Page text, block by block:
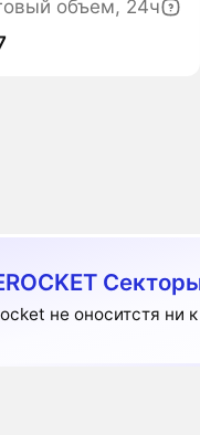
объем, 24ч
не оноситстя ни